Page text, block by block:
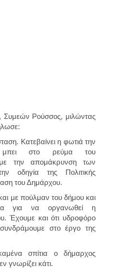
Ρούσσος, μιλώντας
Κατεβαίνει η φωτιά την
μπει στο ρεύμα του
την απομάκρυνση των
οδηγία της Πολιτικής
του Δημάρχου.
με πούλμαν του δήμου και
για να οργανωθεί η
Έχουμε και ότι υδροφόρο
στο έργο της
σπίτια ο δήμαρχος
γνωρίζει κάτι.